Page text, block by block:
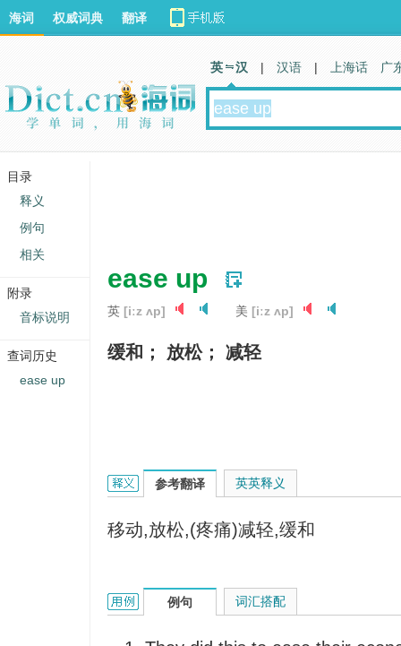
ease up
英 [iːz ʌp] 美 [iːz ʌp]
缓和； 放松； 减轻
ease up的英文翻译是什么意思，词典释义与在线翻
参考翻译
移动,放松,(疼痛)减轻,缓和
英英释义
ease up的用法和样例：
例句 词汇搭配
海词 权威词典 翻译
英 汉 | 汉语 | 上海话 广
目录
释义
例句
相关
附录
音标说明
查词历史
ease up